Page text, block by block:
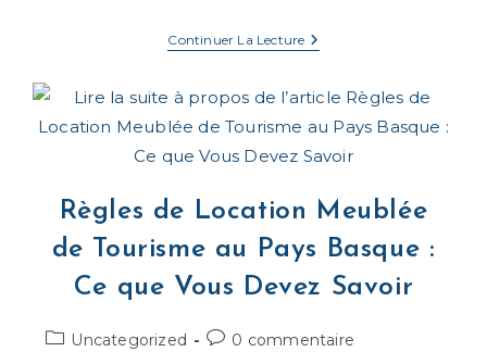
Continuer La LectureInvestir
Au
Basque
Entre
Du
Et
Encadrement
Loyers
Règles de Location Meublée
de Tourisme au Pays Basque :
Ce que Vous Devez Savoir
PostUncategorized
Commentaires
0 commentaire